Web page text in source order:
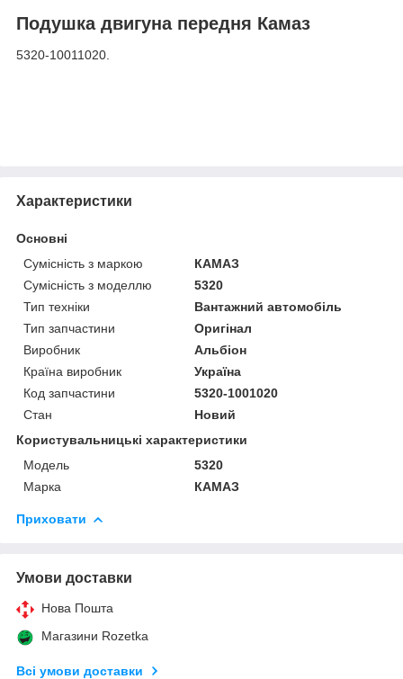
Подушка двигуна передня Камаз
5320-10011020.
Характеристики
Основні
Сумісність з маркою
КАМАЗ
Сумісність з моделлю
5320
Тип техніки
Вантажний автомобіль
Тип запчастини
Оригінал
Виробник
Альбіон
Країна виробник
Україна
Код запчастини
5320-1001020
Стан
Новий
Користувальницькі характеристики
Модель
5320
Марка
КАМАЗ
Приховати
Умови доставки
Нова Пошта
Магазини Rozetka
Всі умови доставки